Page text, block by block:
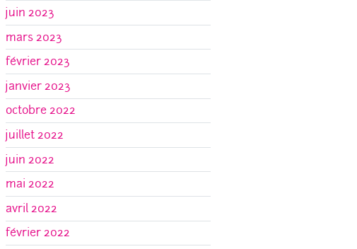
juin 2023
mars 2023
février 2023
janvier 2023
octobre 2022
juillet 2022
juin 2022
mai 2022
avril 2022
février 2022